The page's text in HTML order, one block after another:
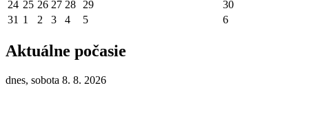
24 25 26 27 28 29
30
31 1 2 3 4 5 6
Aktuálne počasie
dnes, sobota 8. 8. 2026